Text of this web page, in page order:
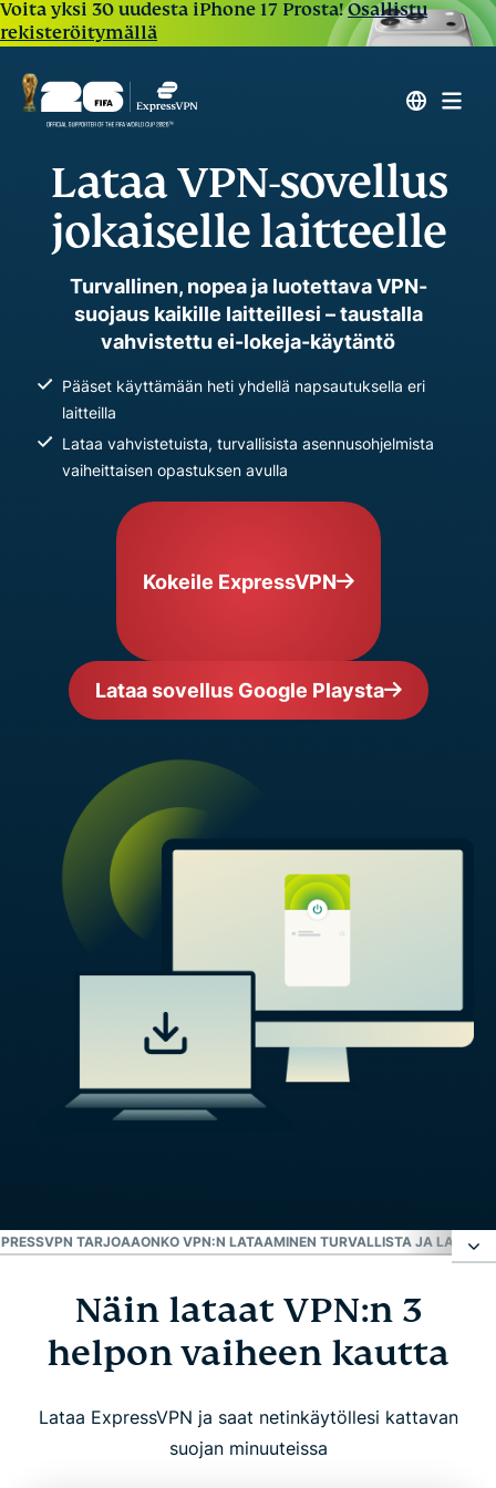
Voita yksi 30 uudesta iPhone 17 Prosta!Osallistu
rekisteröitymällä
Lataa VPN-sovellus
jokaiselle laitteelle
Turvallinen, nopea ja luotettava VPN-
suojaus kaikille laitteillesi – taustalla
vahvistettu ei-lokeja-käytäntö
Pääset käyttämään heti yhdellä napsautuksella eri
laitteilla
Lataa vahvistetuista, turvallisista asennusohjelmista
vaiheittaisen opastuksen avulla
Kokeile ExpressVPN
Lataa sovellus Google Playsta
TARJOAAONKO VPN:N LATAAMINEN TURVALLISTA JA
Näin lataat VPN:n 3 helpon vaiheen kautta
VPN-lataukset kaikille alustoille
Mikä VPN on ja miksi se on tärkeä
Näin lataat VPN:n 3
helpon vaiheen kautta
Lataa ExpressVPN ja saat netinkäytöllesi kattavan
suojan minuuteissa